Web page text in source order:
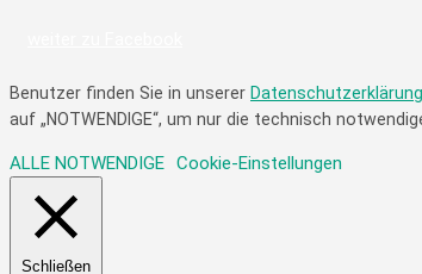
Benutzer finden Sie in unserer Datenschutzerklärung
auf „NOTWENDIGE“, um nur die technisch
ALLE NOTWENDIGE Cookie-Einstellungen
Schließen